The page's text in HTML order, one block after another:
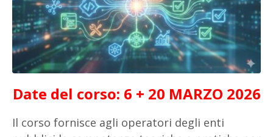
Date del corso: 6 + 20 MARZO 2026
Il corso fornisce agli operatori degli enti